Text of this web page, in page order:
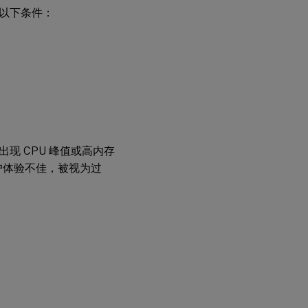
下条件：
现 CPU 峰值或高内存
验不佳，被视为过